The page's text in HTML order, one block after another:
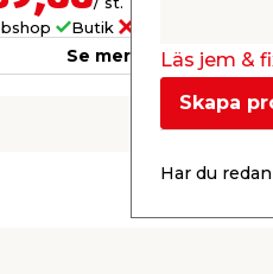
Butik
Se mer
Läs jem &
Skapa
Har du